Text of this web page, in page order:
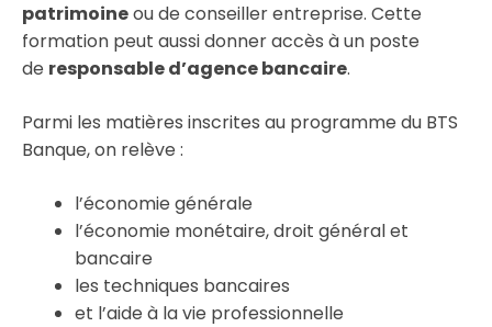
patrimoineou de conseiller entreprise. Cette
formation peut aussi donner accès à un poste
de responsable d’agence bancaire.
Parmi les matières inscrites au programme du BTS
Banque, on relève :
l’économie générale
l’économie monétaire, droit général et
bancaire
les techniques bancaires
et l’aide à la vie professionnelle